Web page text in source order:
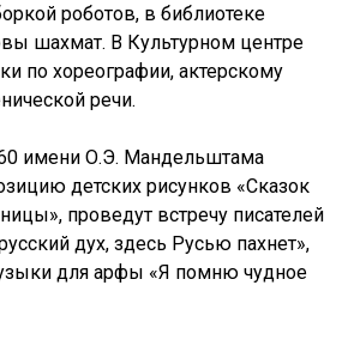
роботов, в библиотеке
шахмат. В Культурном центре
по хореографии, актерскому
речи.
имени О.Э. Мандельштама
детских рисунков «Сказок
проведут встречу писателей
дух, здесь Русью пахнет»,
для арфы «Я помню чудное